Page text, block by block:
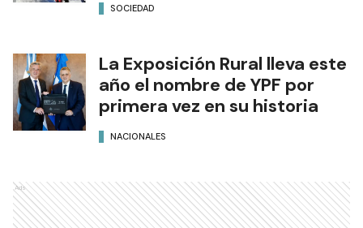
SOCIEDAD
La Exposición Rural lleva este
año el nombre de YPF por
primera vez en su historia
NACIONALES
Ads